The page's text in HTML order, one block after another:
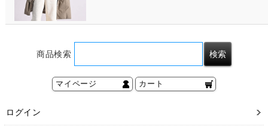
商品検索
マイページ カート
ログイン